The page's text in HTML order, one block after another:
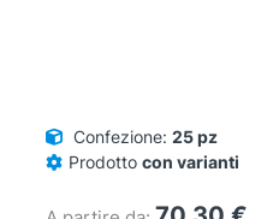
Confezione: 25 pz
Prodotto con varianti